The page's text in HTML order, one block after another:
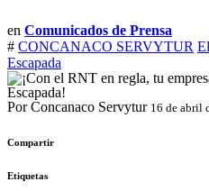
en Comunicados de Prensa
# CONCANACO SERVYTUR
Escapada
Por Concanaco Servytur 16 de abril
Compartir
Etiquetas